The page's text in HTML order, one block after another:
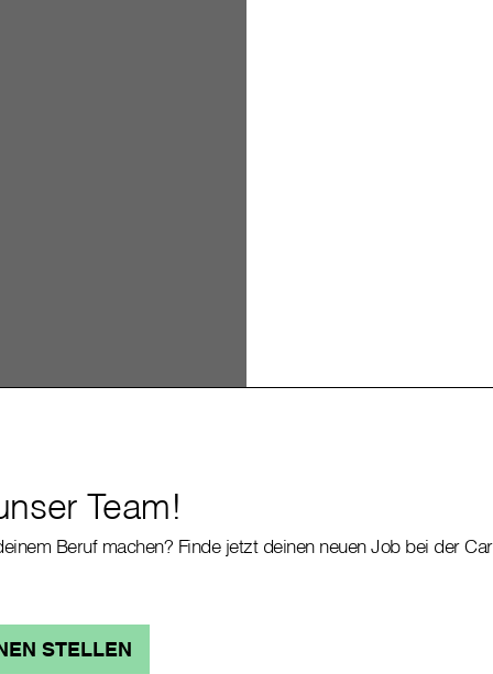
Team!
Beruf machen? Finde jetzt deinen neuen Job bei der
STELLEN